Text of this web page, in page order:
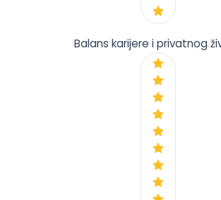
Balans karijere i privatnog